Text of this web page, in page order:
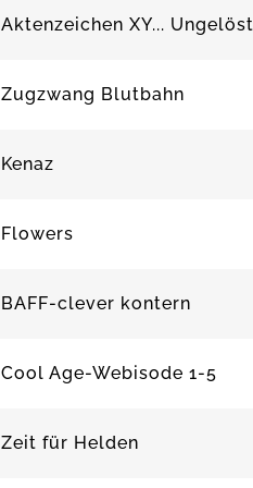
Aktenzeichen XY... Ungelöst
Zugzwang Blutbahn
Kenaz
Flowers
BAFF-clever kontern
Cool Age-Webisode 1-5
Zeit für Helden